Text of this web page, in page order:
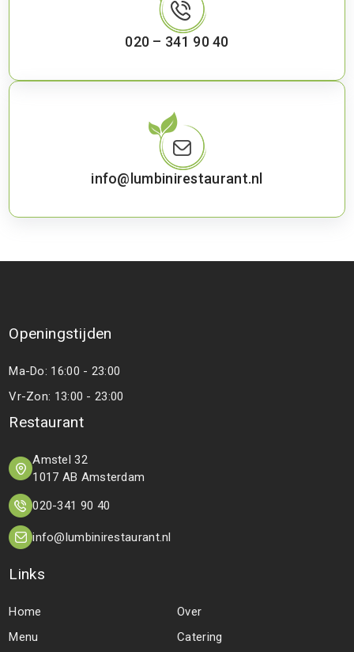
020 – 341 90 40
info@lumbinirestaurant.nl
Openingstijden
Ma-Do: 16:00 - 23:00
Vr-Zon: 13:00 - 23:00
Restaurant
Amstel 32
1017 AB Amsterdam
020-341 90 40
info@lumbinirestaurant.nl
Links
Home
Over
Menu
Catering